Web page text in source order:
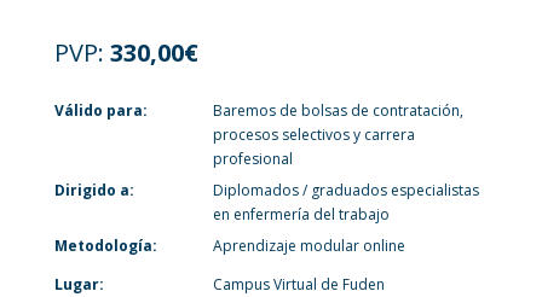
PVP: 330,00€
Válido para:
Baremos de bolsas de contratación,
procesos selectivos y carrera
profesional
Dirigido a:
Diplomados / graduados especialistas
en enfermería del trabajo
Metodología:
Aprendizaje modular online
Lugar:
Campus Virtual de Fuden